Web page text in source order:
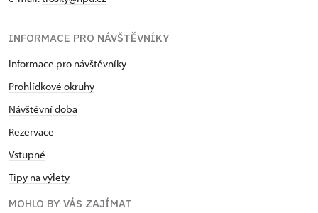
INFORMACE PRO NÁVŠTĚVNÍKY
Informace pro návštěvníky
Prohlídkové okruhy
Návštěvní doba
Rezervace
Vstupné
Tipy na výlety
MOHLO BY VÁS ZAJÍMAT